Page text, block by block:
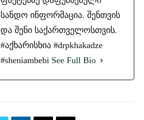
სანდო ინფორმაცია. შენთვის
და შენი საქართველოსთვის.
#აქხარისხია #drpkhakadze
#sheniambebi See Full Bio